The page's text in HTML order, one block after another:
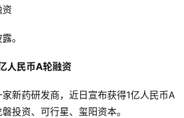
。
人民币A轮融资
新药研发商，近日宣布获得1亿人民币A
投资、可行星、玺阳资本。